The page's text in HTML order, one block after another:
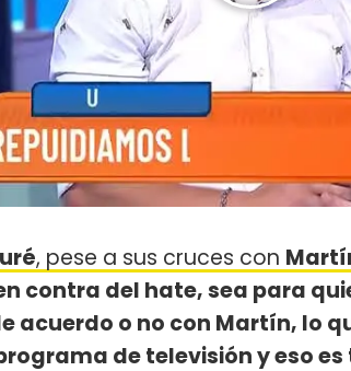
, pese a sus cruces con
contra del hate, sea para
acuerdo o no con Martín, lo
de televisión y eso